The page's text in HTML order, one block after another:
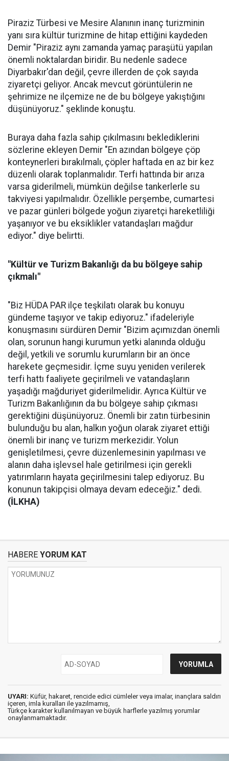
Piraziz Türbesi ve Mesire Alanının inanç turizminin
yanı sıra kültür turizmine de hitap ettiğini kaydeden
Demir "Piraziz aynı zamanda yamaç paraşütü yapılan
önemli noktalardan biridir. Bu nedenle sadece
Diyarbakır'dan değil, çevre illerden de çok sayıda
ziyaretçi geliyor. Ancak mevcut görüntülerin ne
şehrimize ne ilçemize ne de bu bölgeye yakıştığını
düşünüyoruz." şeklinde konuştu.
Buraya daha fazla sahip çıkılmasını beklediklerini
sözlerine ekleyen Demir "En azından bölgeye çöp
konteynerleri bırakılmalı, çöpler haftada en az bir kez
düzenli olarak toplanmalıdır. Terfi hattında bir arıza
varsa giderilmeli, mümkün değilse tankerlerle su
takviyesi yapılmalıdır. Özellikle perşembe, cumartesi
ve pazar günleri bölgede yoğun ziyaretçi hareketliliği
yaşanıyor ve bu eksiklikler vatandaşları mağdur
ediyor." diye belirtti.
"Kültür ve Turizm Bakanlığı da bu bölgeye sahip
çıkmalı"
"Biz HÜDA PAR ilçe teşkilatı olarak bu konuyu
gündeme taşıyor ve takip ediyoruz." ifadeleriyle
konuşmasını sürdüren Demir "Bizim açımızdan önemli
olan, sorunun hangi kurumun yetki alanında olduğu
değil, yetkili ve sorumlu kurumların bir an önce
harekete geçmesidir. İçme suyu yeniden verilerek
terfi hattı faaliyete geçirilmeli ve vatandaşların
yaşadığı mağduriyet giderilmelidir. Ayrıca Kültür ve
Turizm Bakanlığının da bu bölgeye sahip çıkması
gerektiğini düşünüyoruz. Önemli bir zatın türbesinin
bulunduğu bu alan, halkın yoğun olarak ziyaret ettiği
önemli bir inanç ve turizm merkezidir. Yolun
genişletilmesi, çevre düzenlemesinin yapılması ve
alanın daha işlevsel hale getirilmesi için gerekli
yatırımların hayata geçirilmesini talep ediyoruz. Bu
konunun takipçisi olmaya devam edeceğiz." dedi.
(İLKHA)
HABERE YORUM KAT
UYARI: Küfür, hakaret, rencide edici cümleler veya imalar, inançlara saldırı
içeren, imla kuralları ile yazılmamış,
Türkçe karakter kullanılmayan ve büyük harflerle yazılmış yorumlar
onaylanmamaktadır.